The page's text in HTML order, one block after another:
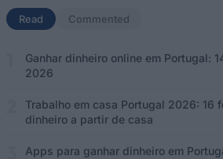
Read (separador ativo)
Commented
Ganhar dinheiro online em Portugal:
2026
Trabalho em casa Portugal 2026: 16
dinheiro a partir de casa
Apps para ganhar dinheiro em